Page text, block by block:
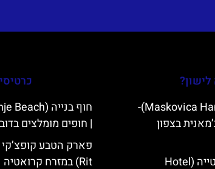
מסקוביצה האן (Maskovica Han)-
בצפון
מלון קוורנר באופטייה (Hotel
| חופים מומלצים
Rit) במזרח קרואטיה